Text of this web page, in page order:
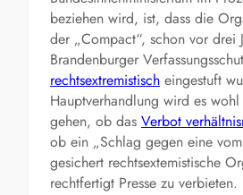
beziehen wird, ist, dass die
der „Compact“, schon vor drei
Brandenburger
rechtsextremistisch eingestuft
Hauptverhandlung wird es
gehen, ob das Verbot
ob ein „Schlag gegen eine
gesichert rechtsextemistische
rechtfertigt Presse zu verbieten.